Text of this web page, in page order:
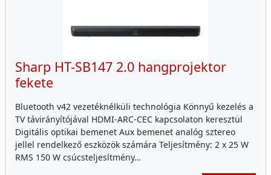
Sharp HT-SB147 2.0 hangprojektor
fekete
Bluetooth v42 vezetéknélküli technológia Könnyű kezelés a
TV távirányítójával HDMI-ARC-CEC kapcsolaton keresztül
Digitális optikai bemenet Aux bemenet analóg sztereo
jellel rendelkező eszközök számára Teljesítmény: 2 x 25 W
RMS 150 W csúcsteljesítmény…